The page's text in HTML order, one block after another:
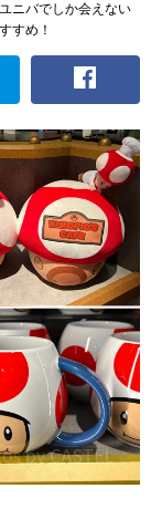
ニバでしか会えない
すめ！